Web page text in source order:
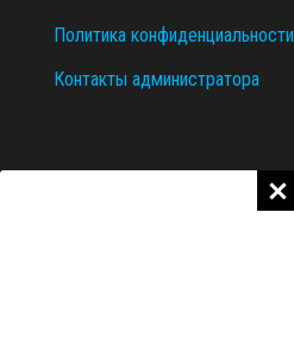
Политика конфиденциальности
Контакты администратора